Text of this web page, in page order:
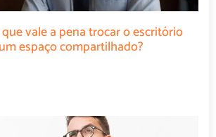
vale a pena trocar o escritório
espaço compartilhado?